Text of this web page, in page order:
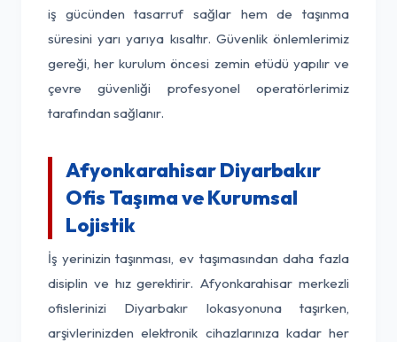
iş gücünden tasarruf sağlar hem de taşınma
süresini yarı yarıya kısaltır. Güvenlik önlemlerimiz
gereği, her kurulum öncesi zemin etüdü yapılır ve
çevre güvenliği profesyonel operatörlerimiz
tarafından sağlanır.
Afyonkarahisar Diyarbakır
Ofis Taşıma ve Kurumsal
Lojistik
İş yerinizin taşınması, ev taşımasından daha fazla
disiplin ve hız gerektirir. Afyonkarahisar merkezli
ofislerinizi Diyarbakır lokasyonuna taşırken,
arşivlerinizden elektronik cihazlarınıza kadar her